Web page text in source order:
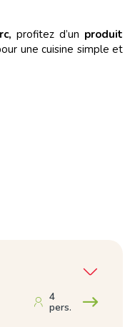
profitez d’un produit
une cuisine simple et
4
pers.